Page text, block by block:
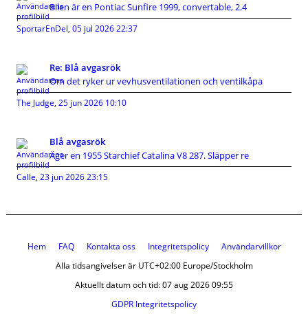
Bilen är en Pontiac Sunfire 1999, convertable, 2.4
SportarEnDel, 05 jul 2026 22:37
Re: Blå avgasrök
Om det ryker ur vevhusventilationen och ventilkåpa
The Judge, 25 jun 2026 10:10
Blå avgasrök
Äger en 1955 Starchief Catalina V8 287. Släpper re
Calle, 23 jun 2026 23:15
Hem FAQ Kontakta oss Integritetspolicy
Användarvillkor
Alla tidsangivelser är UTC+02:00 Europe/Stockholm
Aktuellt datum och tid: 07 aug 2026 09:55
GDPR Integritetspolicy